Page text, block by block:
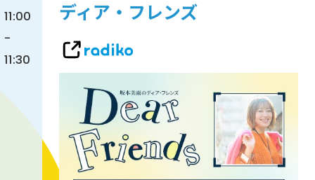
11:00
-
11:30
ディア・フレンズ